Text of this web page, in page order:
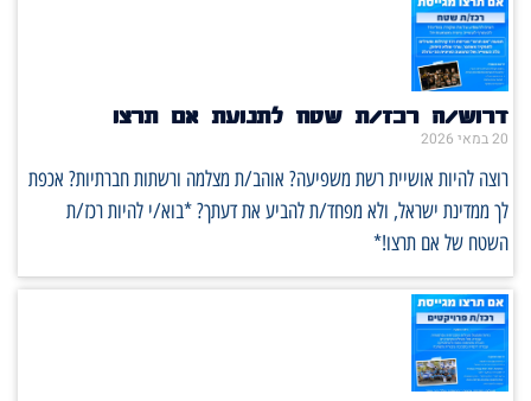
דרוש/ה רכז/ת שטח לתנועת אם תרצו
20 במאי 2026
רוצה להיות אושיית רשת משפיעה? אוהב/ת מצלמה ורשתות חברתיות? אכפת
לך ממדינת ישראל, ולא מפחד/ת להביע את דעתך? *בוא/י להיות רכז/ת
השטח של אם תרצו!*